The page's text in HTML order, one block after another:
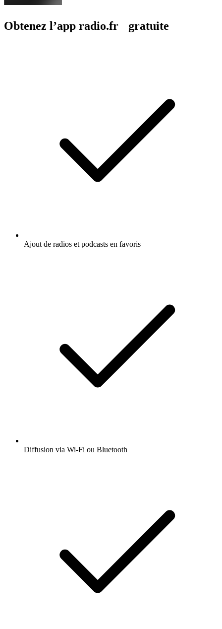
Obtenez l’app radio.fr gratuite
Ajout de radios et podcasts en favoris
Diffusion via Wi-Fi ou Bluetooth